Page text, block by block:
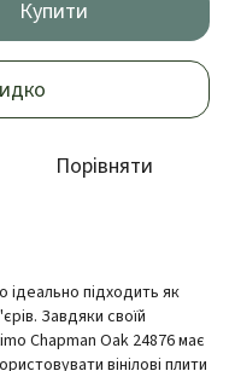
Купити
Порівняти
ідеально підходить як
Завдяки своїй
Chapman Oak 24876 має
вінілові плити